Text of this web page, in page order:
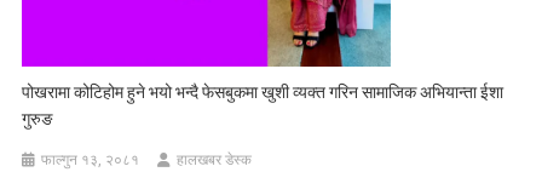
पोखरामा कोटिहोम हुने भयो भन्दै फेसबुकमा खुशी व्यक्त गरिन सामाजिक अभियान्ता ईशा
गुरुङ
फाल्गुन १३, २०८१ हालखबर डेस्क